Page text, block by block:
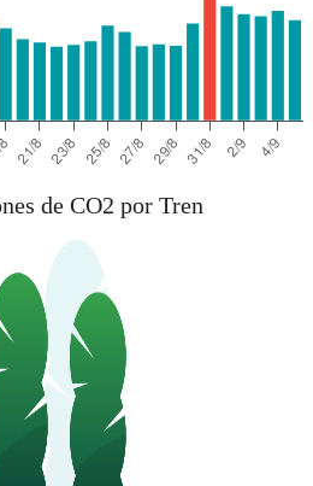
de CO2 por Tren